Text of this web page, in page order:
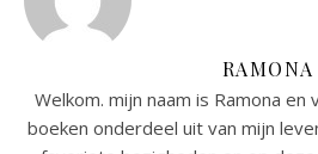
RAMONA
Welkom. mijn naam is Ramona en
boeken onderdeel uit van mijn